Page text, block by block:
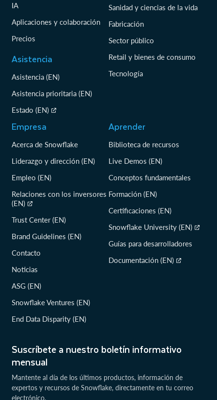
Suscríbete a nuestro boletín informativo
mensual
Mantente al día de los últimos productos, información de
expertos y recursos de Snowflake, directamente en tu correo
electrónico.
IA
Aplicaciones y colaboración
Precios
Asistencia
Asistencia (EN)
Asistencia prioritaria (EN)
Estado (EN)
Sanidad y ciencias de la vida
Fabricación
Sector público
Retail y bienes de consumo
Tecnología
Empresa
Acerca de Snowflake
Liderazgo y dirección (EN)
Empleo (EN)
Relaciones con los inversores
(EN)
Trust Center (EN)
Brand Guidelines (EN)
Contacto
Noticias
ASG (EN)
Snowflake Ventures (EN)
End Data Disparity (EN)
Aprender
Biblioteca de recursos
Live Demos (EN)
Conceptos fundamentales
Formación (EN)
Certificaciones (EN)
Snowflake University (EN)
Guías para desarrolladores
Documentación (EN)